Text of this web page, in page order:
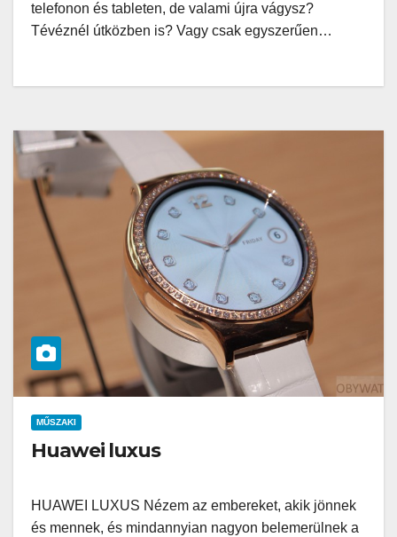
telefonon és tableten, de valami újra vágysz?
Tévéznél útközben is? Vagy csak egyszerűen…
MŰSZAKI
Huawei luxus
HUAWEI LUXUS Nézem az embereket, akik jönnek
és mennek, és mindannyian nagyon belemerülnek a